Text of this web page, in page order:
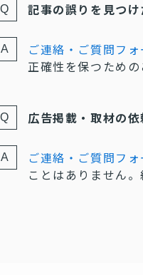
記事の誤りを見つ
ご連絡・ご質問フォ
正確性を保つための
広告掲載・取材の
ご連絡・ご質問フォ
ことはありません